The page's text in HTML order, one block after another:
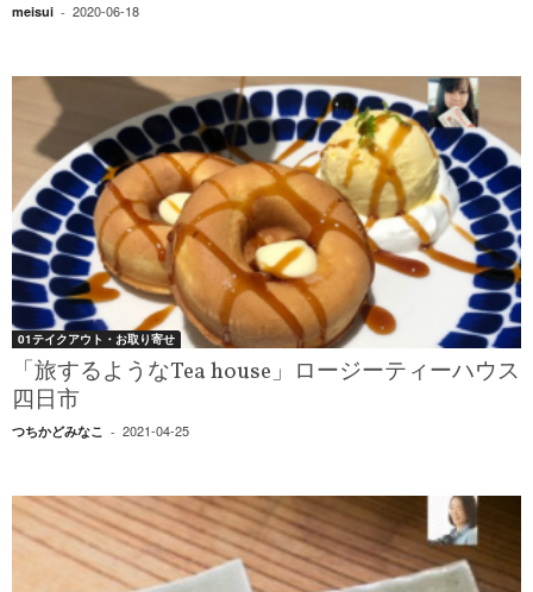
meisui - 2020-06-18
01テイクアウト・お取り寄せ
「旅するようなTea house」ロージーティーハウス
四日市
つちかどみなこ - 2021-04-25